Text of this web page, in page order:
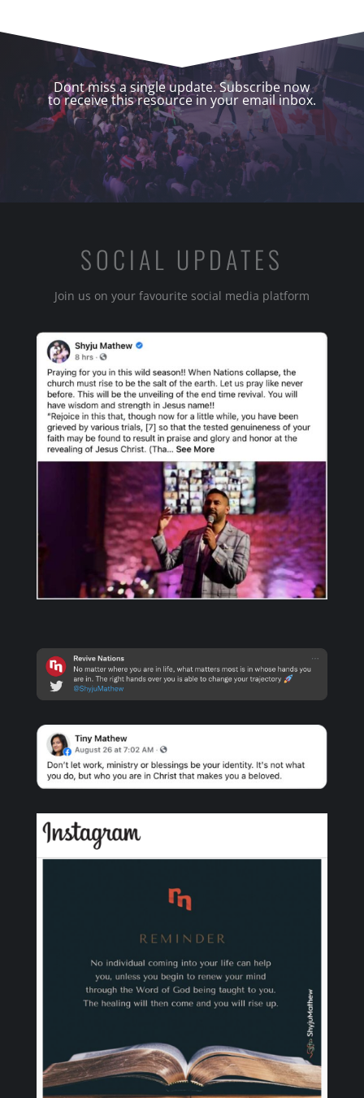
Dont miss a single update. Subscribe now
to receive this resource in your email inbox.
SOCIAL UPDATES
Join us on your favourite social media platform